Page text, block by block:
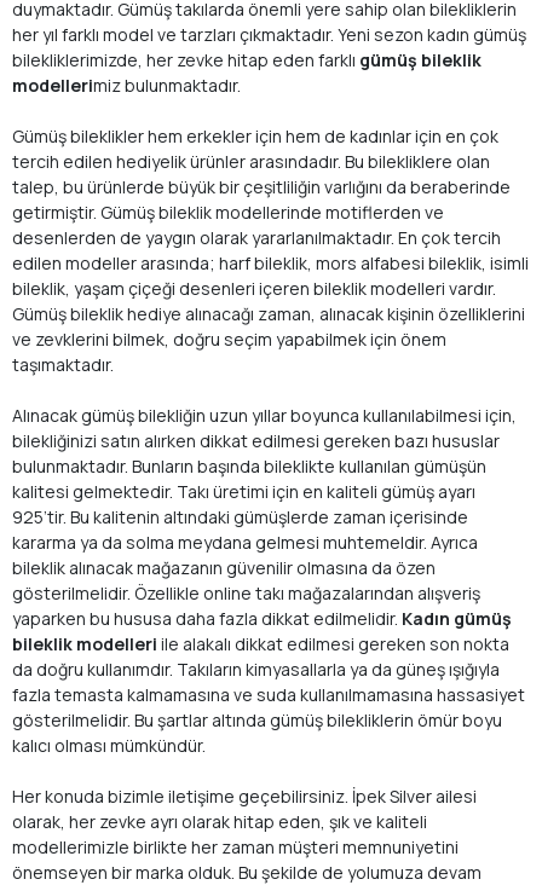
duymaktadır. Gümüş takılarda önemli yere sahip olan bilekliklerin
her yıl farklı model ve tarzları çıkmaktadır. Yeni sezon kadın gümüş
bilekliklerimizde, her zevke hitap eden farklı gümüş bileklik
modellerimiz bulunmaktadır.
Gümüş bileklikler hem erkekler için hem de kadınlar için en çok
tercih edilen hediyelik ürünler arasındadır. Bu bilekliklere olan
talep, bu ürünlerde büyük bir çeşitliliğin varlığını da beraberinde
getirmiştir. Gümüş bileklik modellerinde motiflerden ve
desenlerden de yaygın olarak yararlanılmaktadır. En çok tercih
edilen modeller arasında; harf bileklik, mors alfabesi bileklik, isimli
bileklik, yaşam çiçeği desenleri içeren bileklik modelleri vardır.
Gümüş bileklik hediye alınacağı zaman, alınacak kişinin özelliklerini
ve zevklerini bilmek, doğru seçim yapabilmek için önem
taşımaktadır.
Alınacak gümüş bilekliğin uzun yıllar boyunca kullanılabilmesi için,
bilekliğinizi satın alırken dikkat edilmesi gereken bazı hususlar
bulunmaktadır. Bunların başında bileklikte kullanılan gümüşün
kalitesi gelmektedir. Takı üretimi için en kaliteli gümüş ayarı
925’tir. Bu kalitenin altındaki gümüşlerde zaman içerisinde
kararma ya da solma meydana gelmesi muhtemeldir. Ayrıca
bileklik alınacak mağazanın güvenilir olmasına da özen
gösterilmelidir. Özellikle online takı mağazalarından alışveriş
yaparken bu hususa daha fazla dikkat edilmelidir. Kadın gümüş
bileklik modelleri ile alakalı dikkat edilmesi gereken son nokta
da doğru kullanımdır. Takıların kimyasallarla ya da güneş ışığıyla
fazla temasta kalmamasına ve suda kullanılmamasına hassasiyet
gösterilmelidir. Bu şartlar altında gümüş bilekliklerin ömür boyu
kalıcı olması mümkündür.
Her konuda bizimle iletişime geçebilirsiniz. İpek Silver ailesi
olarak, her zevke ayrı olarak hitap eden, şık ve kaliteli
modellerimizle birlikte her zaman müşteri memnuniyetini
önemseyen bir marka olduk. Bu şekilde de yolumuza devam